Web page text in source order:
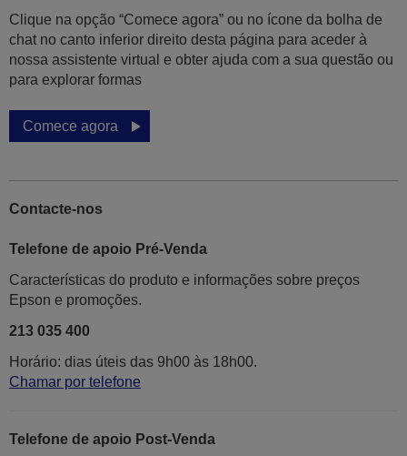
Clique na opção “Comece agora” ou no ícone da bolha de
chat no canto inferior direito desta página para aceder à
nossa assistente virtual e obter ajuda com a sua questão ou
para explorar formas
Comece agora
Contacte-nos
Telefone de apoio Pré-Venda
Características do produto e informações sobre preços
Epson e promoções.
213 035 400
Horário: dias úteis das 9h00 às 18h00.
Chamar por telefone
Telefone de apoio Post-Venda